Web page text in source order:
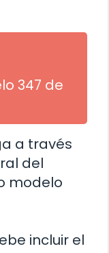
347 de
a través
del
modelo
incluir el